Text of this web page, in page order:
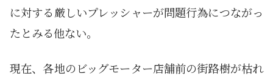
に対する厳しいプレッシャーが問題行為につながっ
たとみる他ない。
現在、各地のビッグモーター店舗前の街路樹が枯れ